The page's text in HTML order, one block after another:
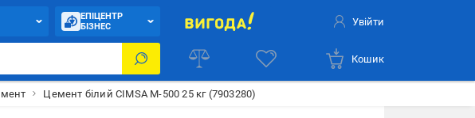
ЕПІЦЕНТР
БІЗНЕС
Увійти
Кошик
Цемент білий CIMSA М-500 25 кг (7903280)